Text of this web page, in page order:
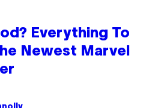
Everything To
Newest Marvel